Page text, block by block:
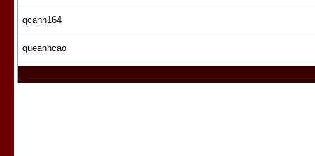
qcanh164
queanhcao